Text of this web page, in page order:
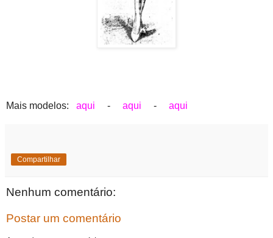
Mais modelos: aqui - aqui - aqui
Compartilhar
Nenhum comentário:
Postar um comentário